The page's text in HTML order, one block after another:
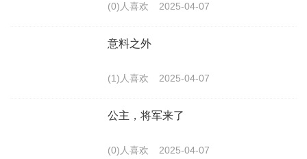
(0)人喜欢 2025-04-07
意料之外
(1)人喜欢 2025-04-07
公主，将军来了
(0)人喜欢 2025-04-07